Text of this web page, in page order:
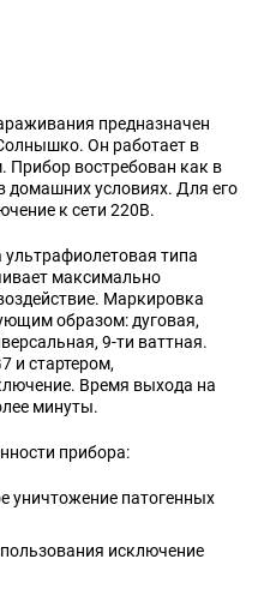
предназначен
Он работает в
Прибор востребован как в
домашних условиях. Для его
к сети 220В.
ультрафиолетовая типа
максимально
Маркировка
образом: дуговая,
9-ти ваттная.
и стартером,
Время выхода на
минуты.
прибора:
уничтожение патогенных
исключение